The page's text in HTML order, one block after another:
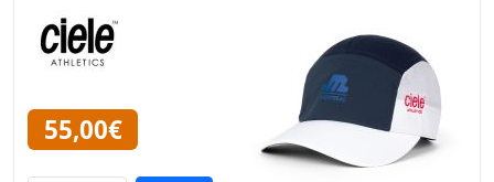
55,00€